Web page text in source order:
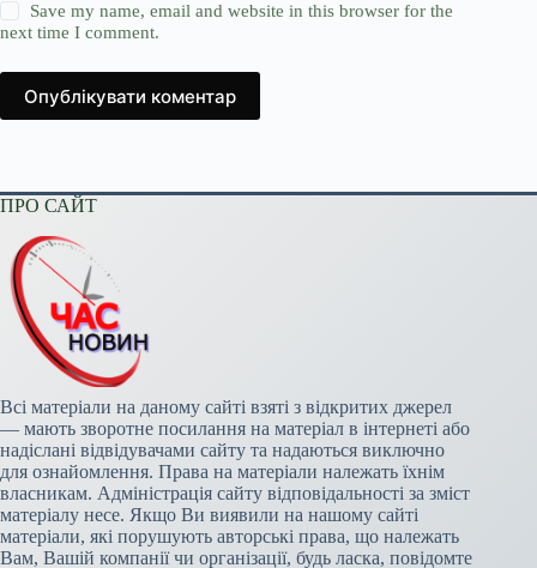
Save my name, email and website in this browser for the
next time I comment.
Опублікувати коментар
ПРО САЙТ
Всі матеріали на даному сайті взяті з відкритих джерел
— мають зворотне посилання на матеріал в інтернеті або
надіслані відвідувачами сайту та надаються виключно
для ознайомлення. Права на матеріали належать їхнім
власникам. Адміністрація сайту відповідальності за зміст
матеріалу несе. Якщо Ви виявили на нашому сайті
матеріали, які порушують авторські права, що належать
Вам, Вашій компанії чи організації, будь ласка, повідомте